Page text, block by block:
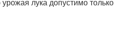
лука допустимо только